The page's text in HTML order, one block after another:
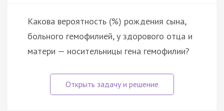
Какова вероятность (%) рождения сына,
больного гемофилией, у здорового отца и
матери — носительницы гена гемофилии?